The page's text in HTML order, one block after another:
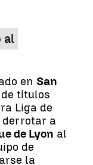
al
en San
títulos
Liga de
derrotar a
de Lyon al
de
la